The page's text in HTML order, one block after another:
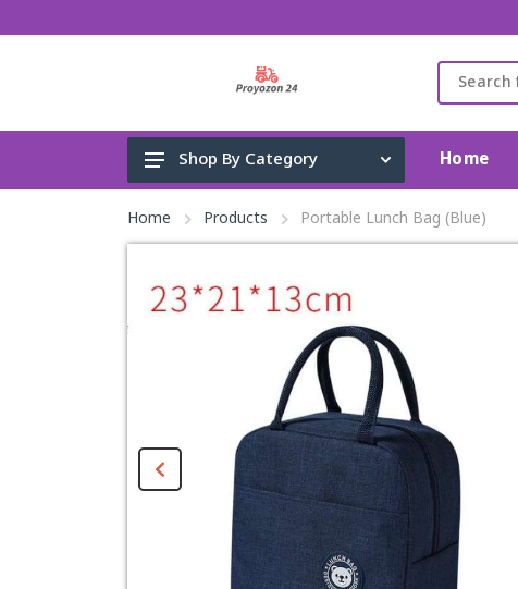
Gadget & Electronics
Cleaning Supplies
Toys, Kids & Baby
Fashion & Lifestyle
Health & Beauty
View All Categories
Shop By Category Home
Home Products Portable Lunch Bag (Blue)